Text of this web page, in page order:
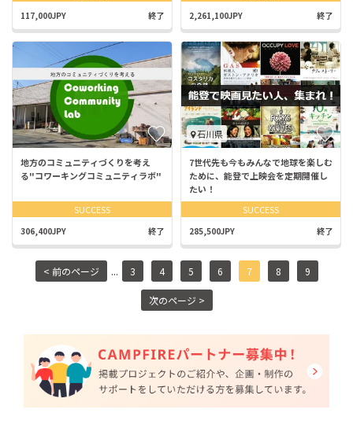
117,000JPY 終了 2,261,100JPY 終了
地方のコミュニティづくりを考え
る"コワーキングコミュニティラボ"
SUCCESS
306,400JPY 終了
石川県
7世代先も今もみんなで地球を楽しむ
ために、能登で上映会を定期開催し
たい！
SUCCESS
285,500JPY 終了
< 前のページ ... 3 4 5 6 7 8 9
次のページ >